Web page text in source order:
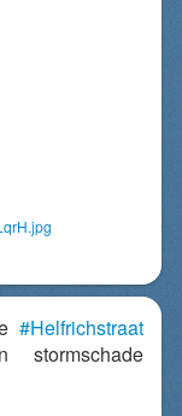
#Helfrichstraat